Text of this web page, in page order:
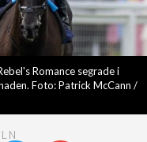
Romance segrade i
Foto: Patrick McCann /